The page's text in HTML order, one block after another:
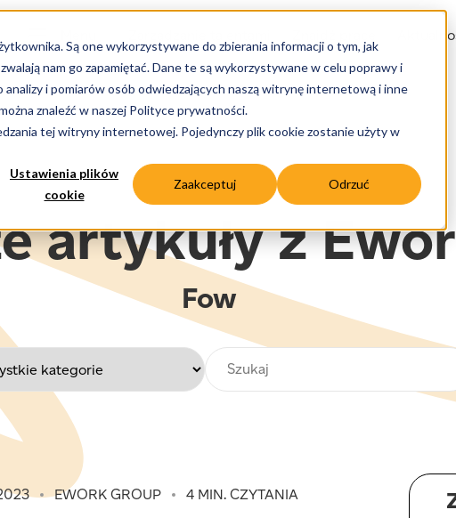
Są one wykorzystywane do zbierania informacji o tym, jak
nam go zapamiętać. Dane te są wykorzystywane w celu poprawy i
i pomiarów osób odwiedzających naszą witrynę internetową i inne
znaleźć w naszej Polityce prywatności.
tej witryny internetowej. Pojedynczy plik cookie zostanie użyty w
Ustawienia plików
cookie
Zaakceptuj Odrzuć
artykuły z
Fow
EWORK GROUP 4 MIN. CZYTANIA